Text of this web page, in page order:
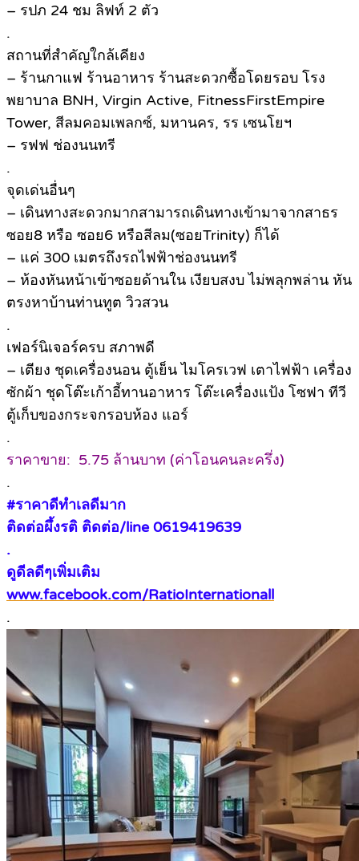
– รปภ 24 ชม ลิฟท์ 2 ตัว
.
สถานที่สำคัญใกล้เคียง
– ร้านกาแฟ ร้านอาหาร ร้านสะดวกซื้อโดยรอบ โรง
พยาบาล BNH, Virgin Active, FitnessFirstEmpire
Tower, สีลมคอมเพลกซ์, มหานคร, รร เซนโยฯ
– รฟฟ ช่องนนทรี
.
จุดเด่นอื่นๆ
– เดินทางสะดวกมากสามารถเดินทางเข้ามาจากสาธร
ซอย8 หรือ ซอย6 หรือสีลม(ซอยTrinity) ก็ได้
– แค่ 300 เมตรถึงรถไฟฟ้าช่องนนทรี
– ห้องหันหน้าเข้าซอยด้านใน เงียบสงบ ไม่พลุกพล่าน หัน
ตรงหาบ้านท่านทูต วิวสวน
.
เฟอร์นิเจอร์ครบ สภาพดี
– เตียง ชุดเครื่องนอน ตู้เย็น ไมโครเวฟ เตาไฟฟ้า เครื่อง
ซักผ้า ชุดโต๊ะเก้าอี้ทานอาหาร โต๊ะเครื่องแป้ง โซฟา ทีวี
ตู้เก็บของกระจกรอบห้อง แอร์
.
ราคาขาย: 5.75 ล้านบาท (ค่าโอนคนละครึ่ง)
.
#ราคาดีทำเลดีมาก
ติดต่อผึ้งรติ ติดต่อ/line 0619419639
.
ดูดีลดีๆเพิ่มเติม
www.facebook.com/RatioInternationall
.